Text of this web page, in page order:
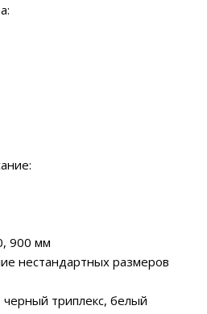
900 мм
нестандартных размеров
черный триплекс, белый